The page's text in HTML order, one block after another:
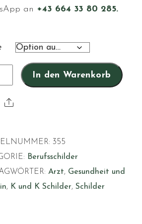
an +43 664 33 80 285.
In den Warenkorb
Share
355
Berufsschilder
Arzt, Gesundheit und
, K und K Schilder, Schilder